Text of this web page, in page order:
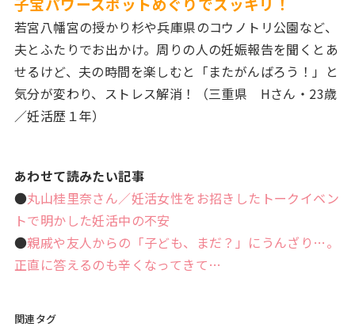
若宮八幡宮の授かり杉や兵庫県のコウノトリ公園など、
夫とふたりでお出かけ。周りの人の妊娠報告を聞くとあ
せるけど、夫の時間を楽しむと「またがんばろう！」と
気分が変わり、ストレス解消！（三重県 Hさん・23歳
／妊活歴１年）
あわせて読みたい記事
●丸山桂里奈さん／妊活女性をお招きしたトークイベン
トで明かした妊活中の不安
●親戚や友人からの「子ども、まだ？」にうんざり…。
正直に答えるのも辛くなってきて…
関連タグ